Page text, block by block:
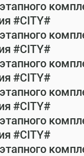
#CITY#
#CITY#
#CITY#
#CITY#
#CITY#